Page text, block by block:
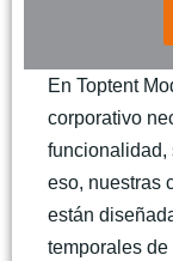
En Toptent
corporativo
funcionalidad,
eso, nuestras
están
temporales